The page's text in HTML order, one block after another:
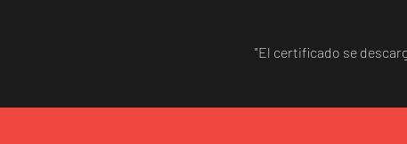
"El certificado se